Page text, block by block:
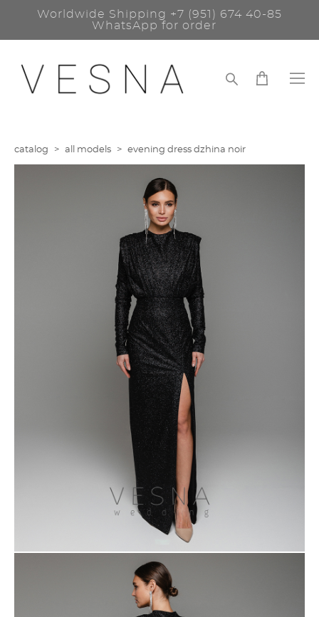
Worldwide Shipping +7 (951) 674 40-85
WhatsApp for order
catalog > all models > evening dress dzhina noir